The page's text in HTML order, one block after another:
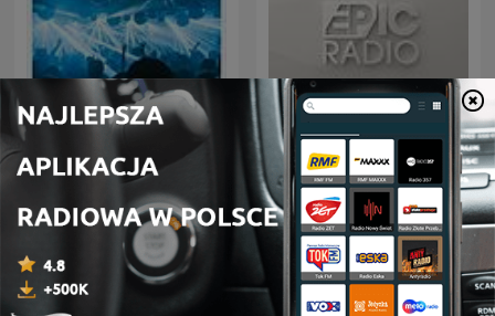
FG MIX ERIC PRYDZ – EPIC RADIO